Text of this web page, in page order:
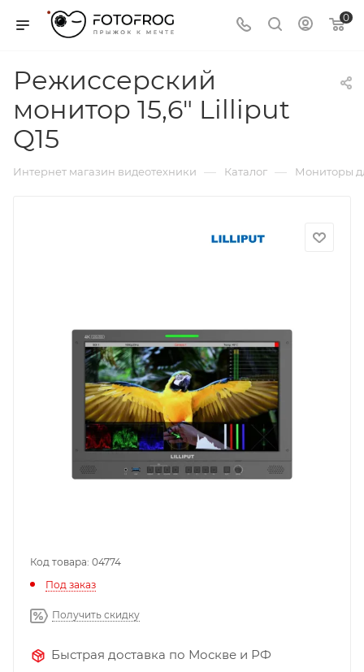
0
Режиссерский
монитор 15,6" Lilliput
Q15
Интернет магазин видеотехники — Каталог — Мониторы
Код товара: 04774
Под заказ
Получить скидку
Быстрая доставка по Москве и РФ